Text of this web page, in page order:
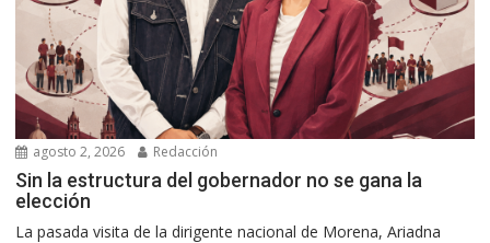
agosto 2, 2026 Redacción
Sin la estructura del gobernador no se gana la
elección
La pasada visita de la dirigente nacional de Morena, Ariadna